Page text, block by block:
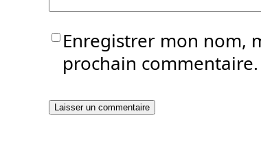
Enregistrer mon nom,
prochain commentaire.